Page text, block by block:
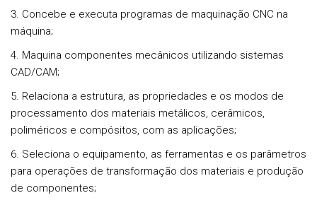
3. Concebe e executa programas de maquinação CNC na
máquina;
4. Maquina componentes mecânicos utilizando sistemas
CAD/CAM;
5. Relaciona a estrutura, as propriedades e os modos de
processamento dos materiais metálicos, cerâmicos,
poliméricos e compósitos, com as aplicações;
6. Seleciona o equipamento, as ferramentas e os parâmetros
para operações de transformação dos materiais e produção
de componentes;